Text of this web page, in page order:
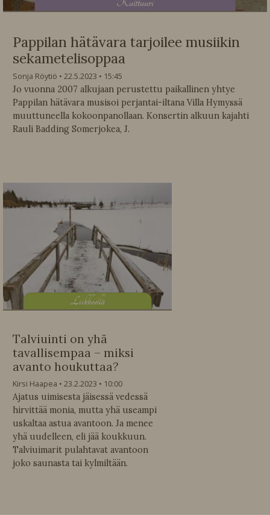
Pappilan hätävara tarjoilee musiikin
sekametelisoppaa
Sonja Röytiö 22.5.2023
15:45
Jo vuonna 2007 alkujaan perustettu paikallinen yhtye
Pappilan hätävara musisoi perjantai-iltana Villa Hymyssä
muuttuneella kokoonpanollaan. Konsertin alkuun kajahti
Rauli Badding Somerjokea, J.
Liikkeellä
Talviuinti on yhä
tavallisempaa – miksi
avanto houkuttaa?
Kirsi Haapea 23.2.2023
10:00
Ajatus uimisesta jäisessä vedessä
hirvittää monia, mutta yhä useampi
uskaltaa astua avantoon. Ja menee
yhä uudelleen, eli jää koukkuun.
Talviuimarit pulahtavat avantoon
joko saunasta tai kylmiltään.